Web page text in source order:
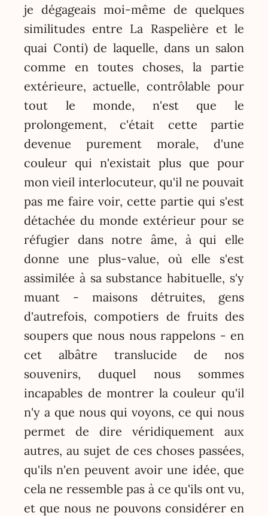
je dégageais moi-même de quelques
similitudes entre La Raspelière et le
quai Conti) de laquelle, dans un salon
comme en toutes choses, la partie
extérieure, actuelle, contrôlable pour
tout le monde, n'est que le
prolongement, c'était cette partie
devenue purement morale, d'une
couleur qui n'existait plus que pour
mon vieil interlocuteur, qu'il ne pouvait
pas me faire voir, cette partie qui s'est
détachée du monde extérieur pour se
réfugier dans notre âme, à qui elle
donne une plus-value, où elle s'est
assimilée à sa substance habituelle, s'y
muant - maisons détruites, gens
d'autrefois, compotiers de fruits des
soupers que nous nous rappelons - en
cet albâtre translucide de nos
souvenirs, duquel nous sommes
incapables de montrer la couleur qu'il
n'y a que nous qui voyons, ce qui nous
permet de dire véridiquement aux
autres, au sujet de ces choses passées,
qu'ils n'en peuvent avoir une idée, que
cela ne ressemble pas à ce qu'ils ont vu,
et que nous ne pouvons considérer en